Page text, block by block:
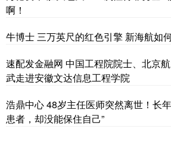
啊！
牛博士 三万英尺的红色引擎 新海航如
速配发金融网 中国工程院院士、北京
武走进安徽文达信息工程学院
浩鼎中心 48岁主任医师突然离世！长
患者，却没能保住自己”